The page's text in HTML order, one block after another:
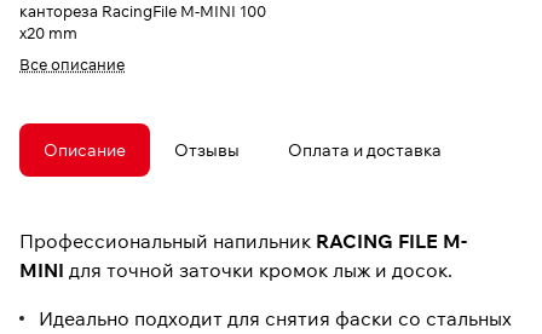
кантореза RacingFile M-MINI 100
x20 mm
Все описание
Описание Отзывы Оплата и доставка
Профессиональный напильник RACING FILE M-
MINI для точной заточки кромок лыж и досок.
Идеально подходит для снятия фаски со стальных